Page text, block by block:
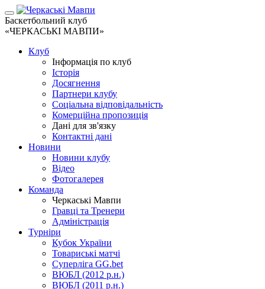
Баскетбольний клуб
«ЧЕРКАСЬКІ МАВПИ»
Клуб
Інформація по клуб
Історія
Досягнення
Партнери клубу
Соціальна відповідальність
Комерційна пропозиція
Дані для зв'язку
Контактні дані
Новини
Новини клубу
Відео
Фотогалерея
Команда
Черкаські Мавпи
Гравці та Тренери
Адміністрація
Турніри
Кубок України
Товариські матчі
Суперліга GG.bet
ВЮБЛ (2012 р.н.)
ВЮБЛ (2011 р.н.)